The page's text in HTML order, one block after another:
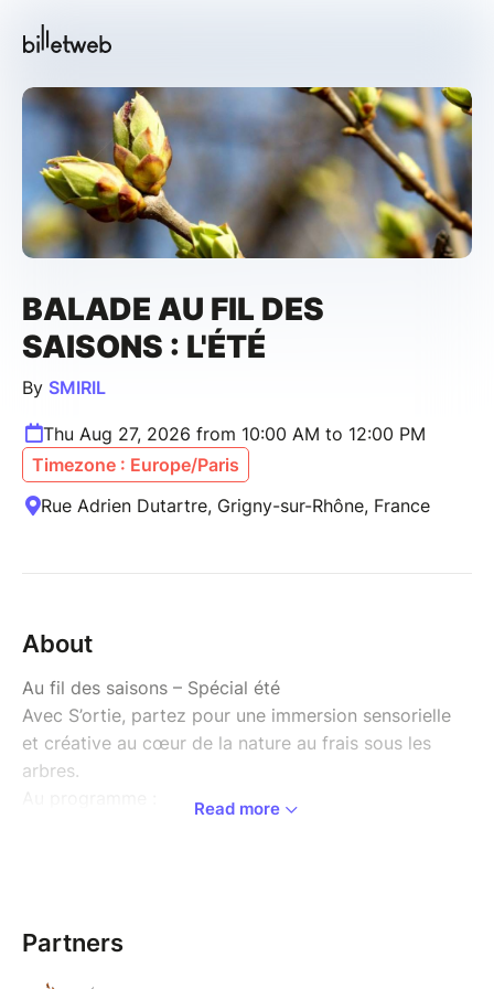
BALADE AU FIL DES
SAISONS : L'ÉTÉ
By SMIRIL
Thu Aug 27, 2026 from 10:00 AM to 12:00 PM
Timezone : Europe/Paris
Rue Adrien Dutartre, Grigny-sur-Rhône, France
About
Au fil des saisons – Spécial été
Avec S’ortie, partez pour une immersion sensorielle
et créative au cœur de la nature au frais sous les
arbres.
et les sons de l'été
Read more
Partners